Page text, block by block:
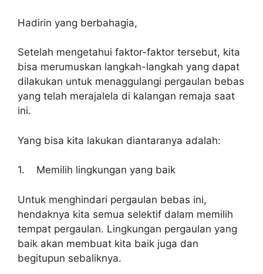
Hadirin yang berbahagia,
Setelah mengetahui faktor-faktor tersebut, kita
bisa merumuskan langkah-langkah yang dapat
dilakukan untuk menaggulangi pergaulan bebas
yang telah merajalela di kalangan remaja saat
ini.
Yang bisa kita lakukan diantaranya adalah:
1. Memilih lingkungan yang baik
Untuk menghindari pergaulan bebas ini,
hendaknya kita semua selektif dalam memilih
tempat pergaulan. Lingkungan pergaulan yang
baik akan membuat kita baik juga dan
begitupun sebaliknya.